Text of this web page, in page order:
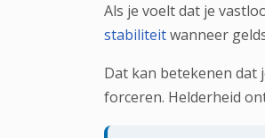
Als je voelt dat je
stabiliteitwanneer
Dat kan betekenen
forceren. Helderheid